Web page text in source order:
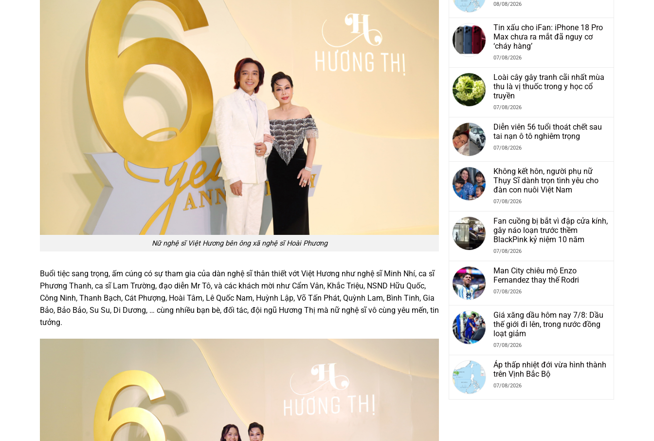
Nữ nghệ sĩ Việt Hương bên ông xã nghệ sĩ Hoài Phương
Buổi tiệc sang trọng, ấm cúng có sự tham gia của dàn nghệ sĩ thân thiết vớt Việt Hương như nghệ sĩ Minh Nhí, ca sĩ
Phương Thanh, ca sĩ Lam Trường, đạo diễn Mr Tô, và các khách mời như Cẩm Vân, Khắc Triệu, NSND Hữu Quốc,
Công Ninh, Thanh Bạch, Cát Phượng, Hoài Tâm, Lê Quốc Nam, Huỳnh Lập, Võ Tấn Phát, Quỳnh Lam, Bình Tinh, Gia
Bảo, Bảo Bảo, Su Su, Di Dương, … cùng nhiều bạn bè, đối tác, đội ngũ Hương Thị mà nữ nghệ sĩ vô cùng yêu mến, tin
tưởng.
08/08/2026
Tin xấu cho iFan: iPhone 18 Pro
Max chưa ra mắt đã nguy cơ
‘cháy hàng’
07/08/2026
Loài cây gây tranh cãi nhất mùa
thu là vị thuốc trong y học cổ
truyền
07/08/2026
Diễn viên 56 tuổi thoát chết sau
tai nạn ô tô nghiêm trọng
07/08/2026
Không kết hôn, người phụ nữ
Thụy Sĩ dành trọn tình yêu cho
đàn con nuôi Việt Nam
07/08/2026
Fan cuồng bị bắt vì đập cửa kính,
gây náo loạn trước thềm
BlackPink kỷ niệm 10 năm
07/08/2026
Man City chiêu mộ Enzo
Fernandez thay thế Rodri
07/08/2026
Giá xăng dầu hôm nay 7/8: Dầu
thế giới đi lên, trong nước đồng
loạt giảm
07/08/2026
Áp thấp nhiệt đới vừa hình thành
trên Vịnh Bắc Bộ
07/08/2026